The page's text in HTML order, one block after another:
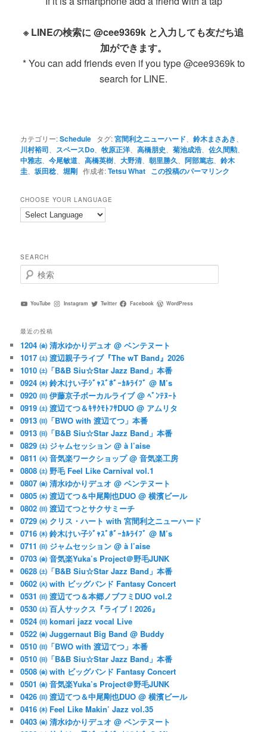
※ LINEの検索に @cee9369k と入力しても友だち追
加ができます。
* You can add friends even if you type @cee9369k to
search for LINE.
カテゴリー:Schedule タグ:宮間利之ニューハード 、鈴木まさあき
川村裕司 スペースDo 、牧原正洋、高橋朋史 、菊池成浩 、佐久間勲
中雅志 、今尾敏道 、高橋英樹 、大野清 、朝里勝久 、阿部篤志 、鈴木
圭 、坂田稔 、堀剛 作成者:Tetsu What この投稿のパーマリンク
CHOOSE YOUR LANGUAGE
SEARCH
検
索
YouTube Instagram Twitter Facebook WordPress
最近の投稿
1204 ㈮ 清水ゆかりデュオ @ ベンテヌート
1017 ㈯ 渡辺親子ライブ『The wT Band』2026
1010 ㈯「B&B Siu☆Star Jazz Band」本番
0924 ㈭ 鈴木けい子ｼﾞｬｽﾞﾎﾞｰｶﾙﾗｲﾌﾞ @ M’s
0920 ㈰ 伊藤京子ボーカルライブ @ ﾍﾞﾝﾃﾇｰﾄ
0919 ㈯ 渡辺てつ＆ｷｻｸﾓﾄﾌｻDUO @ アムリタ
0913 ㈰「BWO with 渡辺てつ」本番
0913 ㈰「B&B Siu☆Star Jazz Band」本番
0829 ㈯ ジャムセッション @ à l’aise
0811 ㈫ 音気楽ワークショップ @ 音気楽工房
0808 ㈯ 野毛 Feel Like Carnival vol.1
0807 ㈮ 清水ゆかりデュオ @ ベンテヌート
0805 ㈬ 渡辺てつ＆中尾剛也DUO @ 横濱ビール
0802 ㈰ 渡辺てつとサクサミーチ
0729 ㈬ クリス・ハート with 宮間利之ニューハード
0716 ㈭ 鈴木けい子ｼﾞｬｽﾞﾎﾞｰｶﾙﾗｲﾌﾞ @ M’s
0711 ㈰ ジャムセッション @ à l’aise
0703 ㈮ 音気楽Yuka’s Project＠野毛JUNK
0628 ㈯「B&B Siu☆Star Jazz Band」本番
0602 ㈫ with ビッグバンド Fantasy Concert
0531 ㈰ 渡辺てつ＆本郷ノブフミDUO vol.2
0530 ㈯ 百人サックス『ライブ！2026』
0524 ㈰ komari jazz vocal Live
0522 ㈮ Juggernaut Big Band @ Buddy
0510 ㈰「BWO with 渡辺てつ」本番
0510 ㈰「B&B Siu☆Star Jazz Band」本番
0508 ㈮ with ビッグバンド Fantasy Concert
0501 ㈮ 音気楽Yuka’s Project＠野毛JUNK
0426 ㈰ 渡辺てつ＆中尾剛也DUO @ 横濱ビール
0416 ㈭ Feel Like Makin’ Jazz vol.35
0403 ㈮ 清水ゆかりデュオ @ ベンテヌート